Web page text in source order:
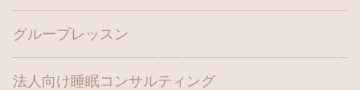
グループレッスン
法人向け睡眠コンサルティング